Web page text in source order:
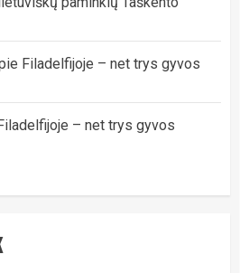
Filadelfijoje – net trys gyvos
– net trys gyvos